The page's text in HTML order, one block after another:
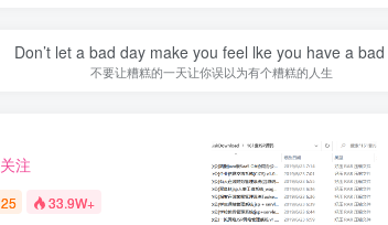
Don’t let a bad day make you feel lke you have a bad
不要让糟糕的一天让你误以为有个糟糕的人生
关注
25 33.9W+